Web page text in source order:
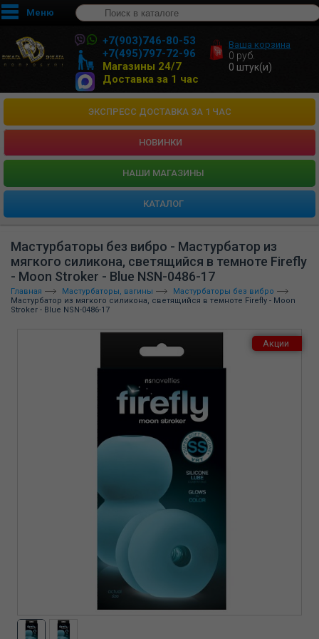
Меню
+7(903)746-80-53
+7(495)797-72-96
Магазины 24/7
Доставка за 1 час
Ваша корзина
0 руб.
0 штук(и)
ЭКСПРЕСС ДОСТАВКА ЗА 1 ЧАС
НОВИНКИ
HАШИ МАГАЗИНЫ
КАТАЛОГ
Мастурбаторы без вибро - Мастурбатор из
мягкого силикона, светящийся в темноте Firefly
- Moon Stroker - Blue NSN-0486-17
Главная Мастурбаторы, вагины
Мастурбаторы без вибро
Мастурбатор из мягкого силикона, светящийся в темноте Firefly - Moon
Stroker - Blue NSN-0486-17
Акции